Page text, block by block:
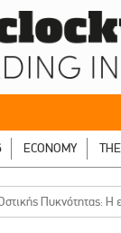
ECONOMY
Πυκνότητας: Η